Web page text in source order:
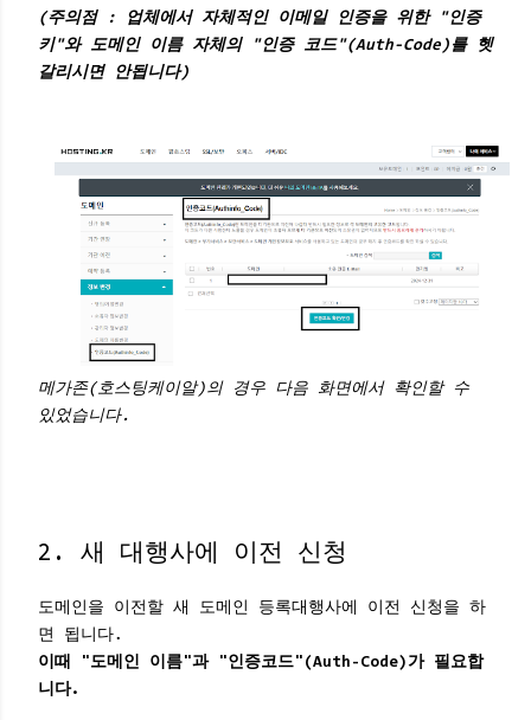
(주의점 : 업체에서 자체적인 이메일 인증을 위한 "인증
키"와 도메인 이름 자체의 "인증 코드"(Auth-Code)를 헷
갈리시면 안됩니다)
메가존(호스팅케이알)의 경우 다음 화면에서 확인할 수
있었습니다.
2. 새 대행사에 이전 신청
도메인을 이전할 새 도메인 등록대행사에 이전 신청을 하
면 됩니다.
이때 "도메인 이름"과 "인증코드"(Auth-Code)가 필요합
니다.